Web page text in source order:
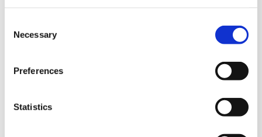
Selection
Necessary
Preferences
Statistics
matching semántica
artificial analiza los CV y
en idiomas diferentes).
ranking de candidatos
búsqueda, que puede
selección (distancia,